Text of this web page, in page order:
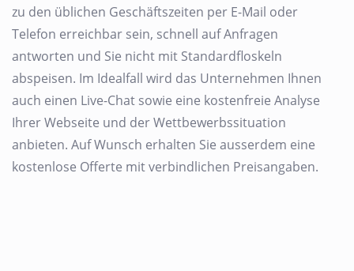
zu den üblichen Geschäftszeiten per E-Mail oder
Telefon erreichbar sein, schnell auf Anfragen
antworten und Sie nicht mit Standardfloskeln
abspeisen. Im Idealfall wird das Unternehmen Ihnen
auch einen Live-Chat sowie eine kostenfreie Analyse
Ihrer Webseite und der Wettbewerbssituation
anbieten. Auf Wunsch erhalten Sie ausserdem eine
kostenlose Offerte mit verbindlichen Preisangaben.